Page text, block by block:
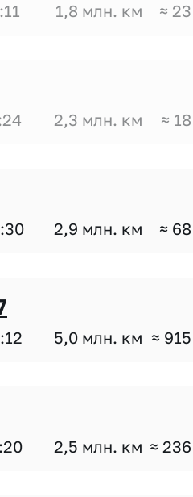
1,8 млн. км ≈
2,3 млн. км ≈
2,9 млн. км ≈
5,0 млн. км ≈
2,5 млн. км ≈